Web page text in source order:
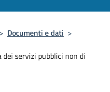
> Documenti e dati >
servizi pubblici non di